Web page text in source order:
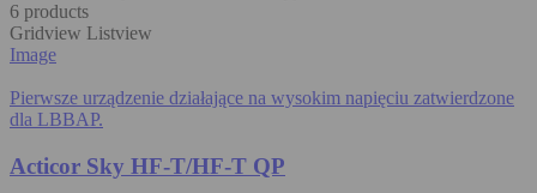
6 products
Gridview Listview
Image
Pierwsze urządzenie działające na wysokim napięciu zatwierdzone
dla LBBAP.
Acticor Sky HF-T/HF-T QP